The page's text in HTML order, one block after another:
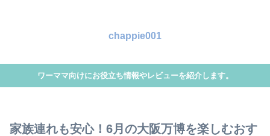
chappie001
ワーママ向けにお役立ち情報やレビューを紹介します。
家族連れも安心！6月の大阪万博を楽しむおす